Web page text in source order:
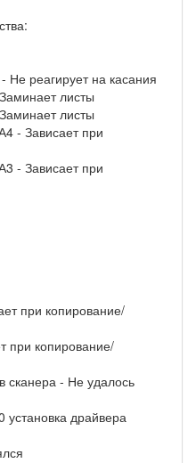
Не реагирует на касания
листы
листы
- Зависает при
- Зависает при
при копирование/
при копирование/
сканера - Не удалось
установка драйвера